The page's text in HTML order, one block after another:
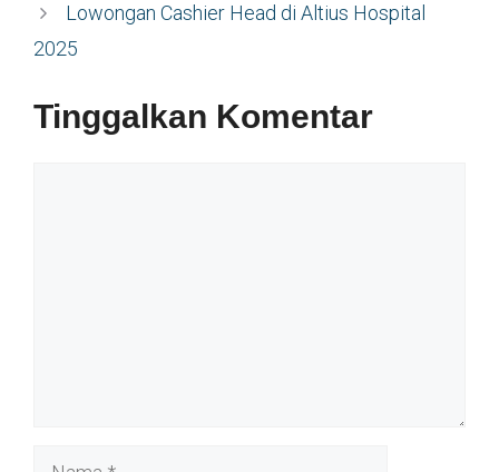
Lowongan Cashier Head di Altius Hospital
2025
Tinggalkan Komentar